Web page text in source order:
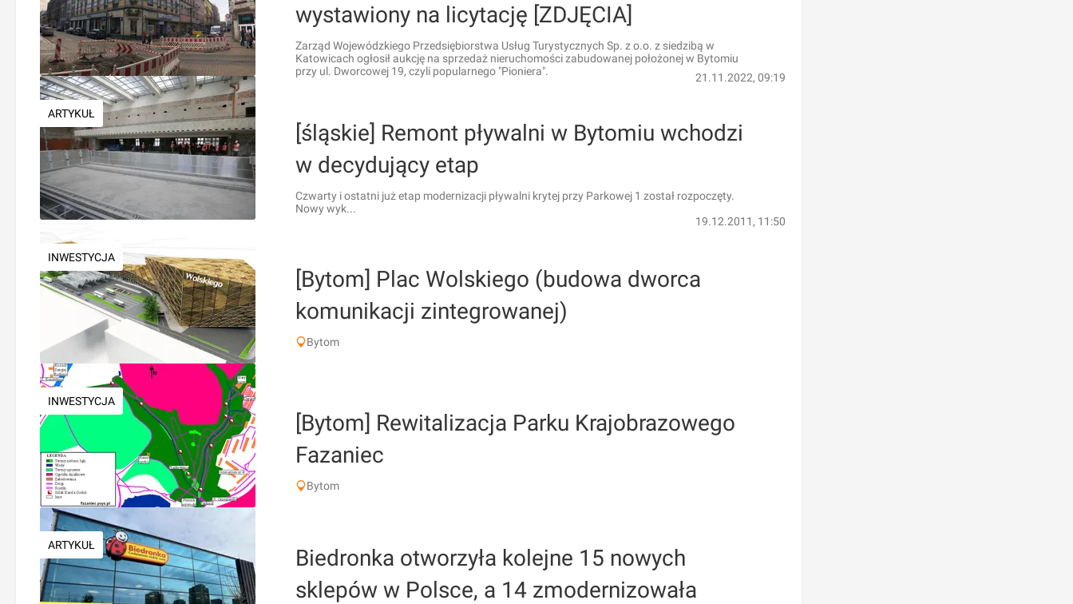
wystawiony na licytację [ZDJĘCIA]
Zarząd Wojewódzkiego Przedsiębiorstwa Usług Turystycznych Sp. z o.o. z siedzibą w
Katowicach ogłosił aukcję na sprzedaż nieruchomości zabudowanej położonej w Bytomiu
przy ul. Dworcowej 19, czyli popularnego "Pioniera".
21.11.2022, 09:19
ARTYKUŁ
[śląskie] Remont pływalni w Bytomiu wchodzi
w decydujący etap
Czwarty i ostatni już etap modernizacji pływalni krytej przy Parkowej 1 został rozpoczęty.
Nowy wyk...
19.12.2011, 11:50
INWESTYCJA
[Bytom] Plac Wolskiego (budowa dworca
komunikacji zintegrowanej)
Bytom
INWESTYCJA
[Bytom] Rewitalizacja Parku Krajobrazowego
Fazaniec
Bytom
ARTYKUŁ
Biedronka otworzyła kolejne 15 nowych
sklepów w Polsce, a 14 zmodernizowała